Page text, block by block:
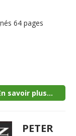
64 pages
savoir plus...
PETER